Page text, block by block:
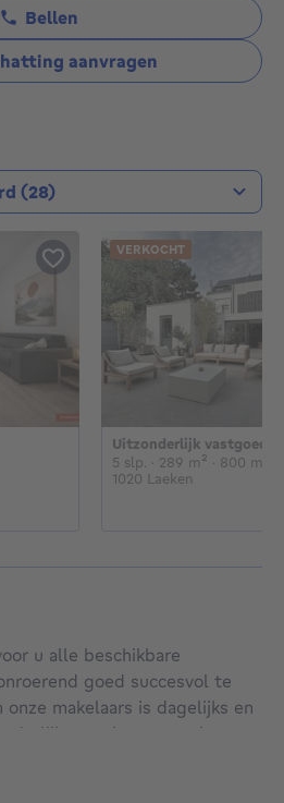
Bellen
aanvragen
Uitzonderlijk vastgoed
€
5 slp. 5 slaapkamers
· 289 m² vierkante
· 800 m²
1020 Laeken
VERKOCHT
u alle beschikbare
goed succesvol te
makelaars is dagelijks en
service. Meer dan een
voor uw eigendom. Bij